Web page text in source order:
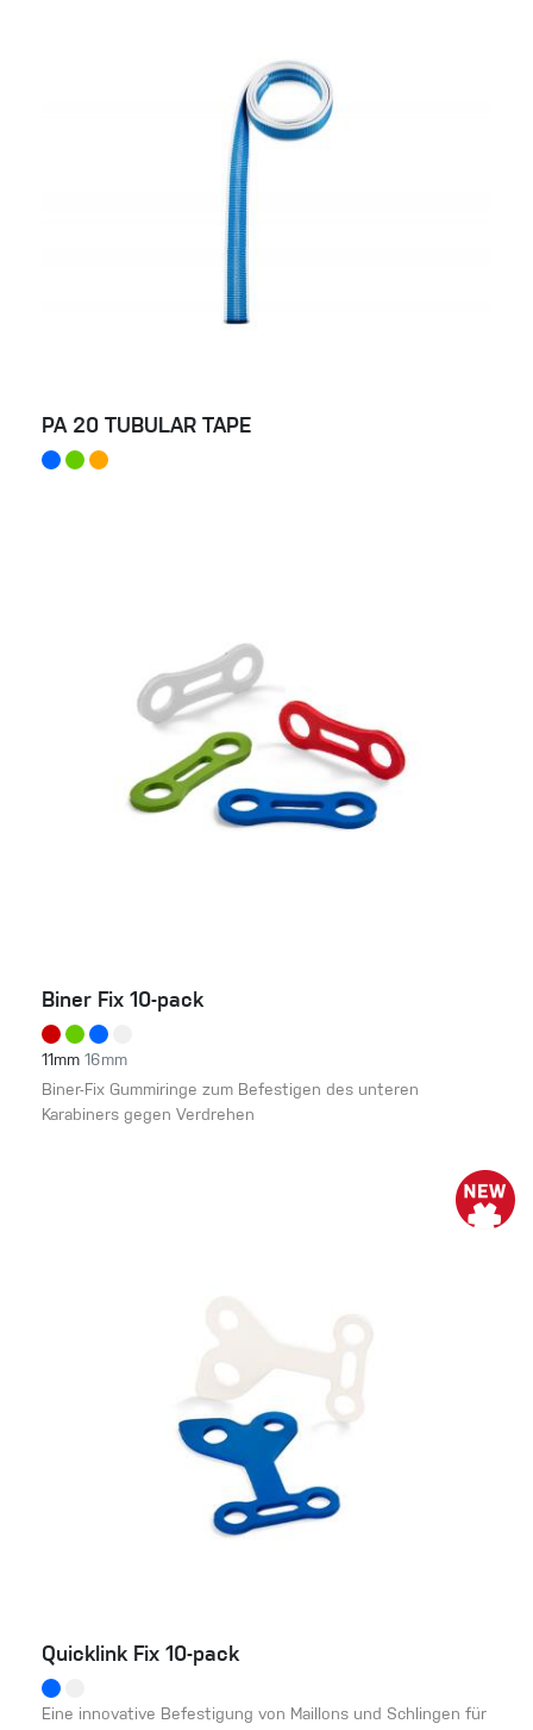
PA 20 TUBULAR TAPE
Biner Fix 10-pack
11mm 16mm
Biner-Fix Gummiringe zum Befestigen des unteren
Karabiners gegen Verdrehen
Quicklink Fix 10-pack
Eine innovative Befestigung von Maillons und Schlingen für